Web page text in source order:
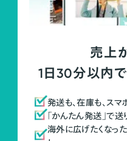
売上
1日30分以内
発送も、在庫も、スマ
「かんたん発送」で
海外に広げたくなっ